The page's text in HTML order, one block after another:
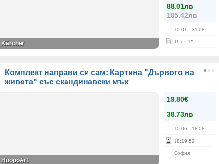
88.01лв
105.42лв
10.01 - 31.08
11 от 15
Kärcher
Комплект направи си сам: Картина "Дървото на
живота" със скандинавски мъх
19.80€
38.73лв
10.06 - 18.08
18:19:52
София
HoopoArt